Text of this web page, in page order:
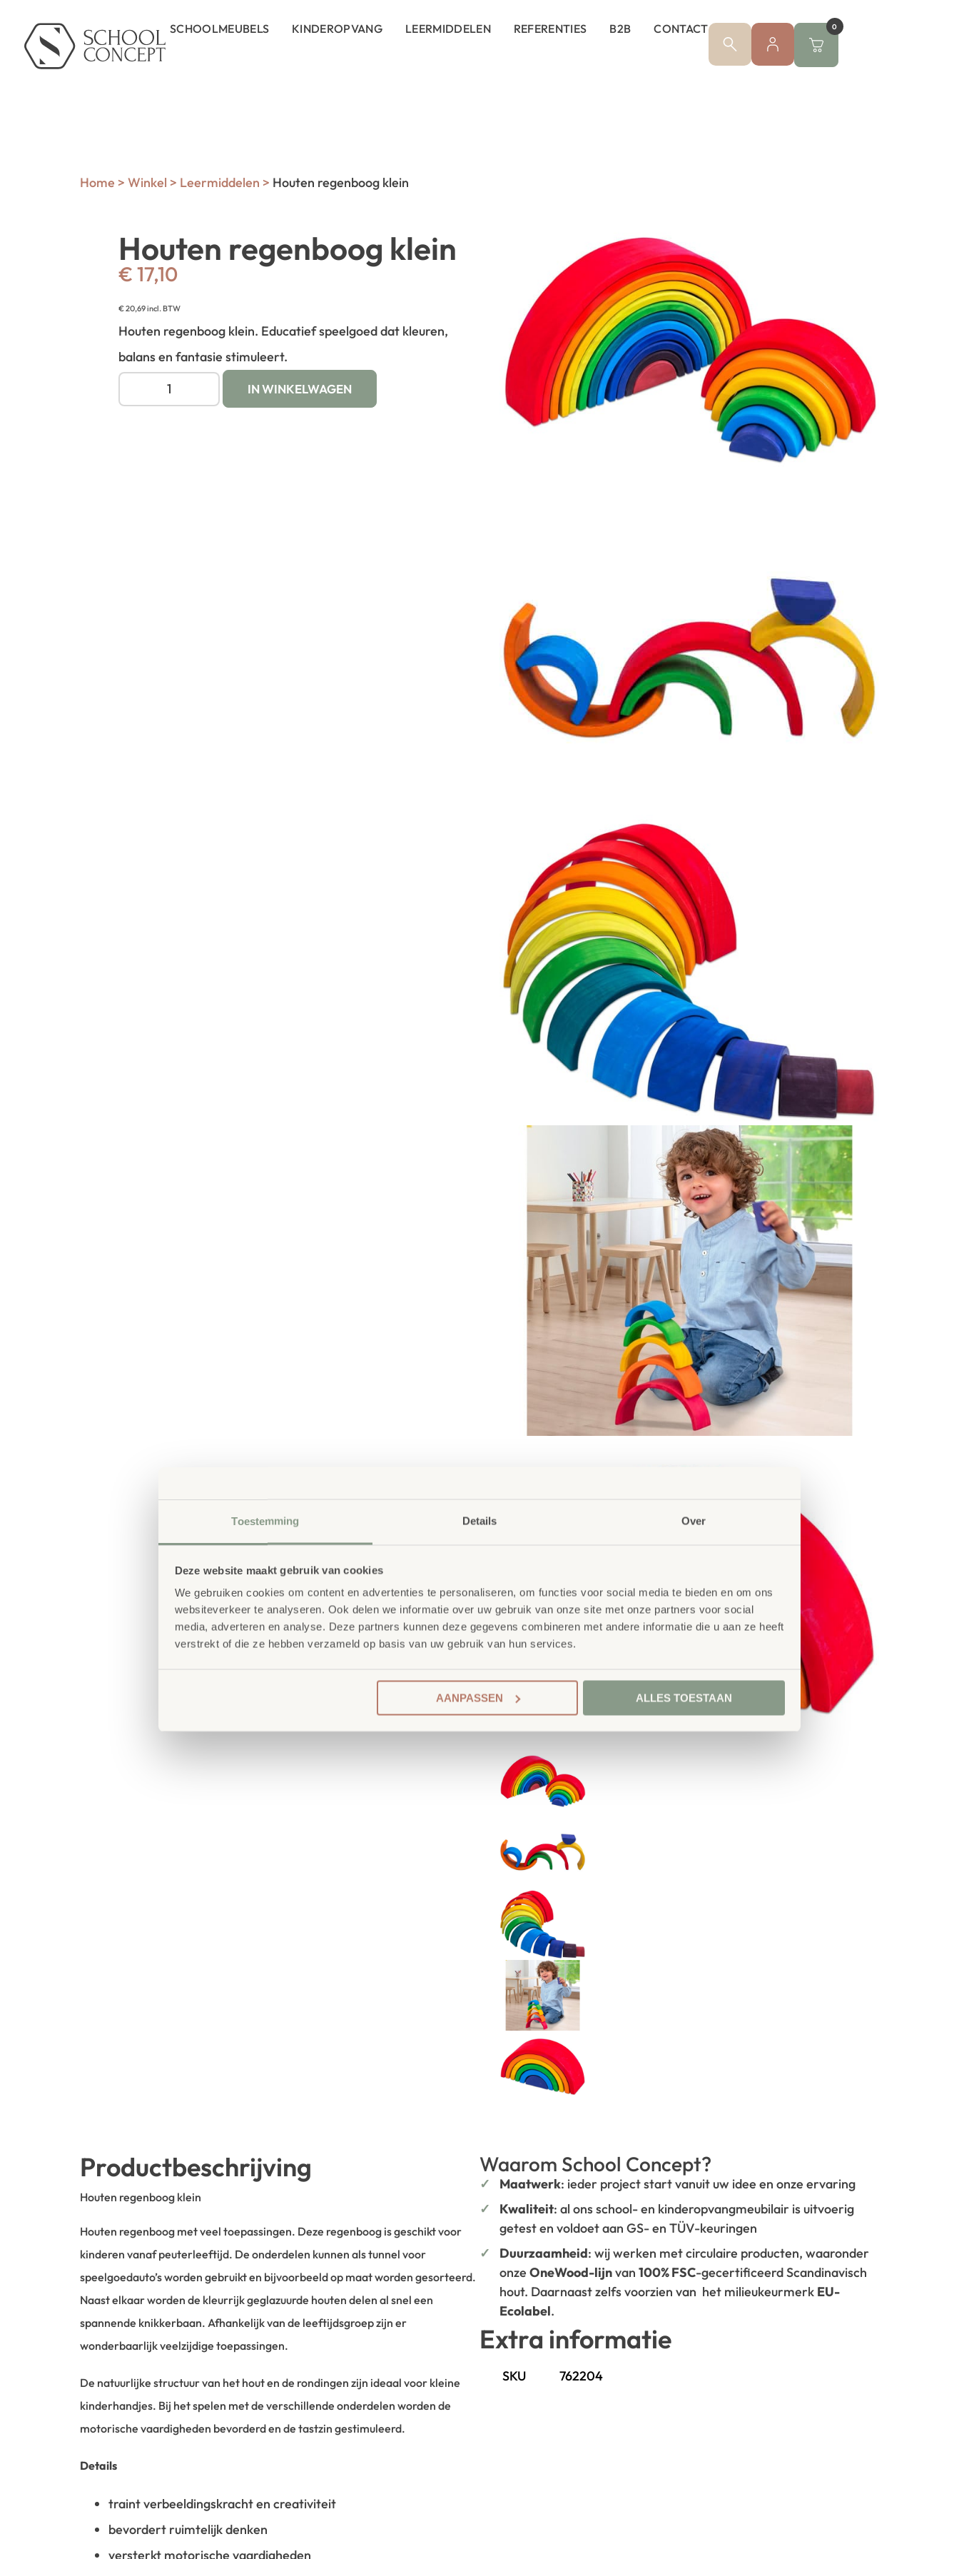
Toestemming Details Over
Deze website maakt gebruik van cookies
We gebruiken cookies om content en advertenties te personaliseren, om functies voor social media te bieden en om ons
websiteverkeer te analyseren. Ook delen we informatie over uw gebruik van onze site met onze partners voor social
media, adverteren en analyse. Deze partners kunnen deze gegevens combineren met andere informatie die u aan ze heeft
verstrekt of die ze hebben verzameld op basis van uw gebruik van hun services.
AANPASSEN ALLES TOESTAAN
SCHOOLMEUBELS KINDEROPVANG LEERMIDDELEN REFERENTIES B2B CONTACT 0
Home > Winkel > Leermiddelen > Houten regenboog klein
Houten regenboog klein
€ 17,10
€20,69incl. BTW
Houten regenboog klein. Educatief speelgoed dat kleuren,
balans en fantasie stimuleert.
IN WINKELWAGEN
Productbeschrijving
Houten regenboog klein
Houten regenboog met veel toepassingen. Deze regenboog is geschikt voor
kinderen vanaf peuterleeftijd. De onderdelen kunnen als tunnel voor
speelgoedauto’s worden gebruikt en bijvoorbeeld op maat worden gesorteerd.
Naast elkaar worden de kleurrijk geglazuurde houten delen al snel een
spannende knikkerbaan. Afhankelijk van de leeftijdsgroep zijn er
wonderbaarlijk veelzijdige toepassingen.
De natuurlijke structuur van het hout en de rondingen zijn ideaal voor kleine
kinderhandjes. Bij het spelen met de verschillende onderdelen worden de
motorische vaardigheden bevorderd en de tastzin gestimuleerd.
Details
traint verbeeldingskracht en creativiteit
bevordert ruimtelijk denken
versterkt motorische vaardigheden
Waarom School Concept?
Maatwerk: ieder project start vanuit uw idee en onze ervaring
Kwaliteit: al ons school- en kinderopvangmeubilair is uitvoerig
getest en voldoet aan GS- en TÜV-keuringen
Duurzaamheid: wij werken met circulaire producten, waaronder
onze OneWood-lijnvan 100% FSC-gecertificeerd Scandinavisch
hout. Daarnaast zelfs voorzien van het milieukeurmerk EU-
Ecolabel.
Extra informatie
SKU 762204